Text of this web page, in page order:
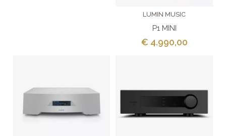
LUMIN MUSIC
P1 MINI
€ 4.990,00